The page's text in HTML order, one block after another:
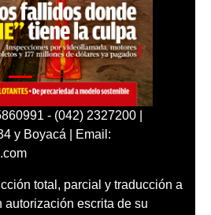
- (042) 2327200 |
y Boyacá | Email:
total, parcial y traducción a
escrita de su